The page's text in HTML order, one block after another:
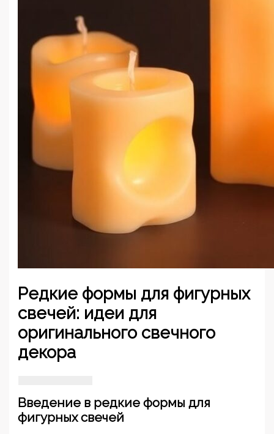
Редкие формы для фигурных
свечей: идеи для
оригинального свечного
декора
Введение в редкие формы для
фигурных свечей